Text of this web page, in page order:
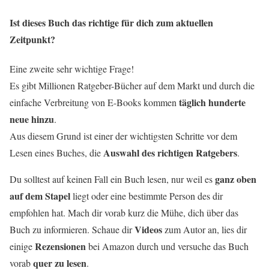
Ist dieses Buch das richtige für dich zum aktuellen
Zeitpunkt?
Eine zweite sehr wichtige Frage!
Es gibt Millionen Ratgeber-Bücher auf dem Markt und durch die
einfache Verbreitung von E-Books kommen täglich hunderte
neue hinzu.
Aus diesem Grund ist einer der wichtigsten Schritte vor dem
Lesen eines Buches, dieAuswahl des richtigen Ratgebers.
Du solltest auf keinen Fall ein Buch lesen, nur weil esganz oben
auf dem Stapelliegt oder eine bestimmte Person des dir
empfohlen hat. Mach dir vorab kurz die Mühe, dich über das
Buch zu informieren. Schaue dirVideoszum Autor an, lies dir
einigeRezensionenbei Amazon durch und versuche das Buch
vorabquer zu lesen.